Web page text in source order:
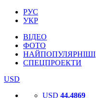
РУС
УКР
ВІДЕО
ФОТО
НАЙПОПУЛЯРНІШІ
СПЕЦПРОЕКТИ
USD
USD 44.4869